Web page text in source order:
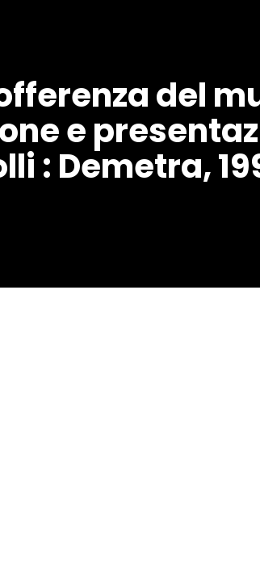
del
e
: Demetra,